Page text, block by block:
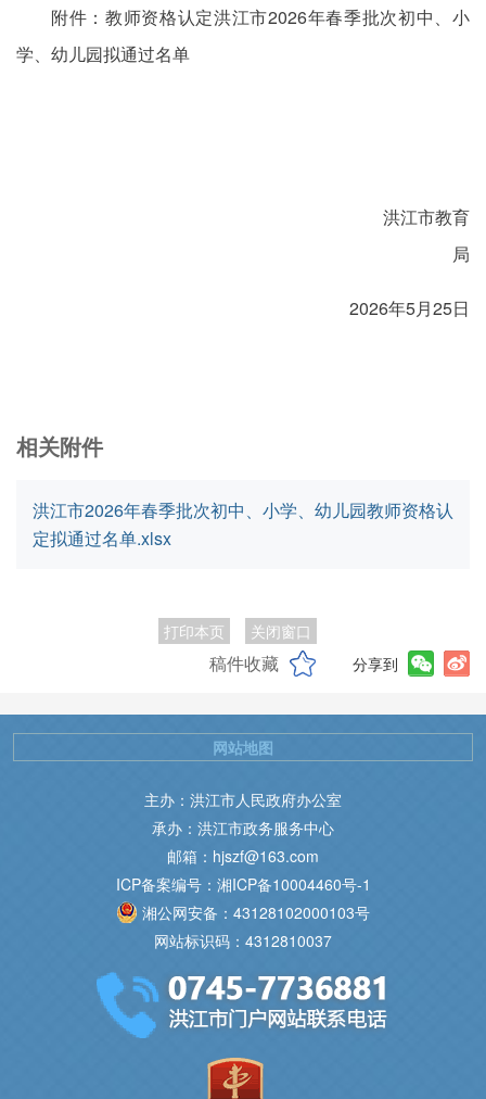
附件：教师资格认定洪江市2026年春季批次初中、小
学、幼儿园拟通过名单
洪江市教育
局
2026年5月25日
相关附件
洪江市2026年春季批次初中、小学、幼儿园教师资格认
定拟通过名单.xlsx
打印本页 关闭窗口
稿件收藏 分享到
主办：洪江市人民政府办公室
承办：洪江市政务服务中心
邮箱：hjszf@163.com
ICP备案编号：湘ICP备10004460号-1
湘公网安备：43128102000103号
网站标识码：4312810037
网站地图